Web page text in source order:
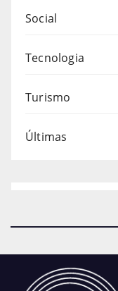
Social
Tecnologia
Turismo
Últimas